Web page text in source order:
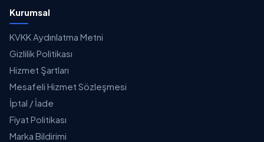
Kurumsal
KVKK Aydınlatma Metni
Gizlilik Politikası
Hizmet Şartları
Mesafeli Hizmet Sözleşmesi
İptal / İade
Fiyat Politikası
Marka Bildirimi